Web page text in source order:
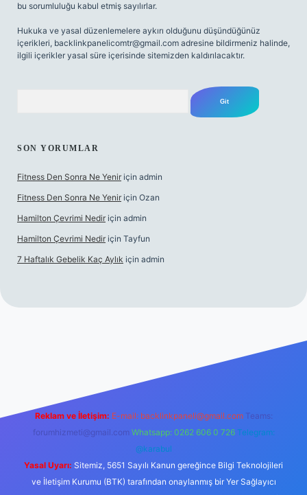
bu sorumluluğu kabul etmiş sayılırlar.
Hukuka ve yasal düzenlemelere aykırı olduğunu düşündüğünüz
içerikleri, backlinkpanelicomtr@gmail.com adresine bildirmeniz halinde,
ilgili içerikler yasal süre içerisinde sitemizden kaldırılacaktır.
SON YORUMLAR
Fitness Den Sonra Ne Yenir için admin
Fitness Den Sonra Ne Yenir için Ozan
Hamilton Çevrimi Nedir için admin
Hamilton Çevrimi Nedir için Tayfun
7 Haftalık Gebelik Kaç Aylık için admin
Reklam ve İletişim: E-mail: backlinkpaneli@gmail.com Teams:
forumhizmeti@gmail.com Whatsapp: 0262 606 0 726 Telegram:
@karabul
Yasal Uyarı: Sitemiz, 5651 Sayılı Kanun gereğince Bilgi Teknolojileri
ve İletişim Kurumu (BTK) tarafından onaylanmış bir Yer Sağlayıcı